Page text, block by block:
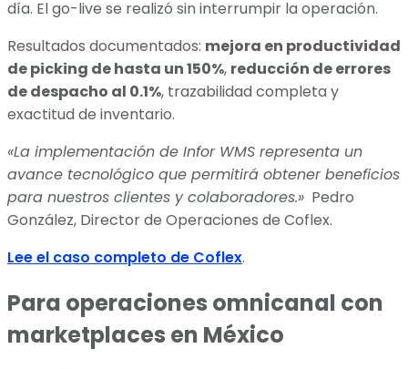
día. El go-live se realizó sin interrumpir la operación.
Resultados documentados: mejora en productividad
de picking de hasta un 150%, reducción de errores
de despacho al 0.1%, trazabilidad completa y
exactitud de inventario.
«La implementación de Infor WMS representa un
avance tecnológico que permitirá obtener beneficios
para nuestros clientes y colaboradores.» Pedro
González, Director de Operaciones de Coflex.
Lee el caso completo de Coflex.
Para operaciones omnicanal con
marketplaces en México